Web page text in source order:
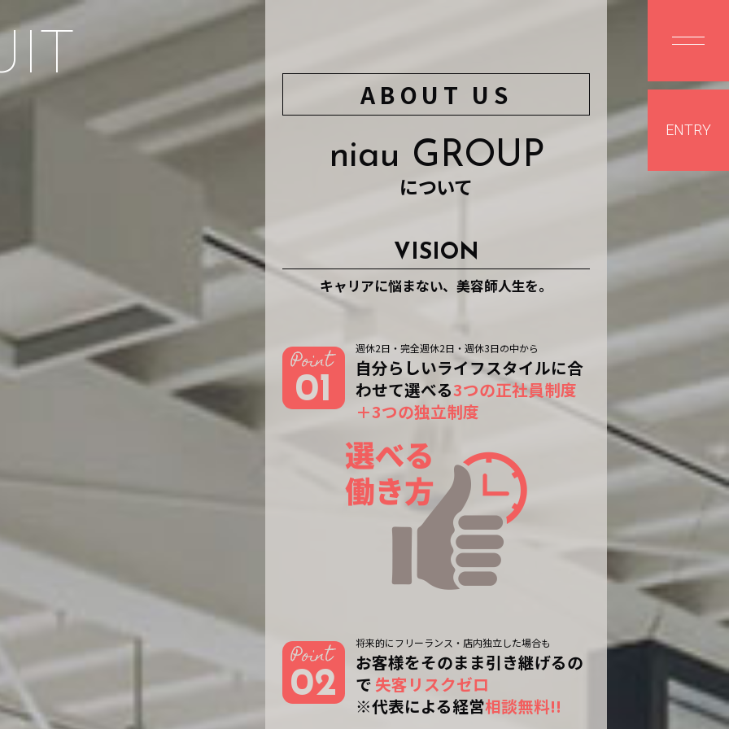
ENTRY
ABOUT US
niau GROUP
について
VISION
キャリアに悩まない、美容師人生を。
01
週休2日・完全週休2日・週休3日の中から
自分らしいライフスタイルに合
わせて選べる3つの正社員制度
＋3つの独立制度
02
将来的にフリーランス・店内独立した場合も
お客様をそのまま引き継げるの
で 失客リスクゼロ
※代表による経営相談無料!!